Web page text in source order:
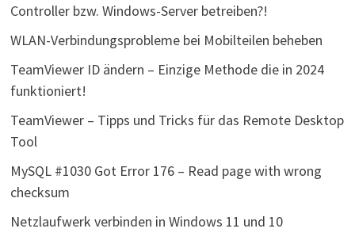
Controller bzw. Windows-Server betreiben?!
WLAN-Verbindungsprobleme bei Mobilteilen beheben
TeamViewer ID ändern – Einzige Methode die in 2024
funktioniert!
TeamViewer – Tipps und Tricks für das Remote Desktop
Tool
MySQL #1030 Got Error 176 – Read page with wrong
checksum
Netzlaufwerk verbinden in Windows 11 und 10